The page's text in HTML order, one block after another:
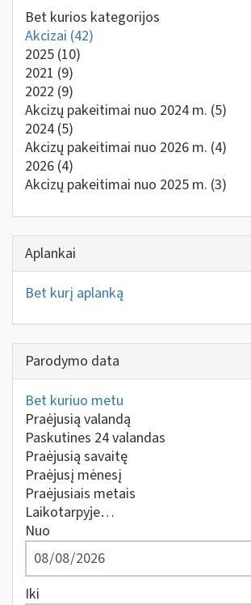
Bet kurios kategorijos
Akcizai (42)
2025 (10)
2021 (9)
2022 (9)
Akcizų pakeitimai nuo 2024 m. (5)
2024 (5)
Akcizų pakeitimai nuo 2026 m. (4)
2026 (4)
Akcizų pakeitimai nuo 2025 m. (3)
Aplankai
Bet kurį aplanką
Parodymo data
Bet kuriuo metu
Praėjusią valandą
Paskutines 24 valandas
Praėjusią savaitę
Praėjusį mėnesį
Praėjusiais metais
Laikotarpyje…
Nuo
Iki